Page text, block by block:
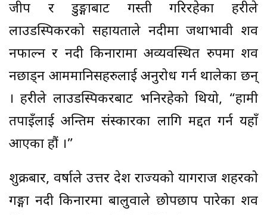
जीप र डुङ्गाबाट गस्ती गरिरहेका प्रहरीले
लाउडस्पिकरको सहायताले नदीमा जथाभावी शव
नफाल्न र नदी किनारामा अव्यवस्थित रुपमा शव
नछाड्न आममानिसहरुलाई अनुरोध गर्न थालेका छन्
। प्रहरीले लाउडस्पिकरबाट भनिरहेको थियो, “हामी
तपाइँलाई अन्तिम संस्कारका लागि मद्दत गर्न यहाँ
आएका हौं ।”
शुक्रबार, वर्षाले उत्तर प्रदेश राज्यको प्रयागराज शहरको
गङ्गा नदी किनारमा बालुवाले छोपछाप पारेका शव